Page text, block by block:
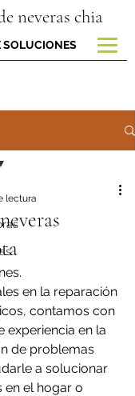
neveras chia
SOLUCIONES
lectura
en la reparación
contamos con
experiencia en la
de problemas
a solucionar
en el hogar o